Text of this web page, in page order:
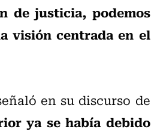
de justicia, podemos
visión centrada en el
en su discurso de
ya se había debido